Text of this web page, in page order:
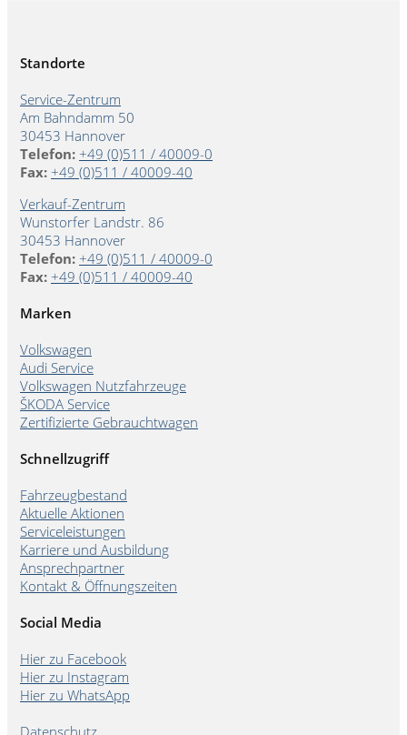
Standorte
Service-Zentrum
Am Bahndamm 50
30453 Hannover
Telefon: +49 (0)511 / 40009-0
Fax: +49 (0)511 / 40009-40
Verkauf-Zentrum
Wunstorfer Landstr. 86
30453 Hannover
Telefon: +49 (0)511 / 40009-0
Fax: +49 (0)511 / 40009-40
Marken
Volkswagen
Audi Service
Volkswagen Nutzfahrzeuge
ŠKODA Service
Zertifizierte Gebrauchtwagen
Schnellzugriff
Fahrzeugbestand
Aktuelle Aktionen
Serviceleistungen
Karriere und Ausbildung
Ansprechpartner
Kontakt & Öffnungszeiten
Social Media
Hier zu Facebook
Hier zu Instagram
Hier zu WhatsApp
Datenschutz